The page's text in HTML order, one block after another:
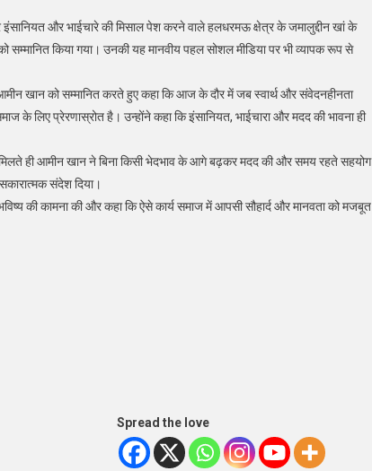
इंसानियत और भाईचारे की मिसाल पेश करने वाले हलधरमऊ क्षेत्र के जमालुद्दीन खां के
किया गया। उनकी यह मानवीय पहल सोशल मीडिया पर भी व्यापक रूप से
आमीन खान को सम्मानित करते हुए कहा कि आज के दौर में जब स्वार्थ और संवेदनहीनता
के लिए प्रेरणास्रोत है। उन्होंने कहा कि इंसानियत, भाईचारा और मदद की भावना ही
मिलते ही आमीन खान ने बिना किसी भेदभाव के आगे बढ़कर मदद की और समय रहते सहयोग
संदेश दिया।
की कामना की और कहा कि ऐसे कार्य समाज में आपसी सौहार्द और मानवता को मजबूत
Spread the love